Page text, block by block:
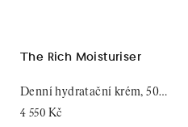
The Rich Moisturiser
4 550 Kč
Denní hydratační krém, 50
ml